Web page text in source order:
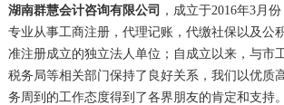
湖南群慧会计咨询有限公司 ，成立于2016年3月
专业从事工商注册，代理记账，代缴社保以及公
准注册成立的独立法人单位；自成立以来，与市
税务局等相关部门保持了良好关系，我们以优质
务周到的工作态度得到了各界朋友的肯定和支持